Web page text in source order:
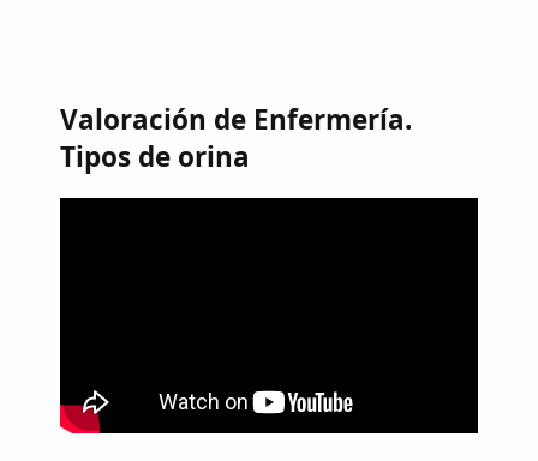
Valoración de Enfermería.
Tipos de orina